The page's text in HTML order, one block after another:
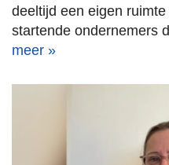
deeltijd een eigen
startende ondernemers
meer »